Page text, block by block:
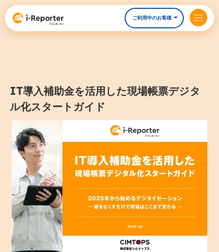
ご利用中のお客様
IT導入補助金を活用した現場帳票デジタ
ル化スタートガイド